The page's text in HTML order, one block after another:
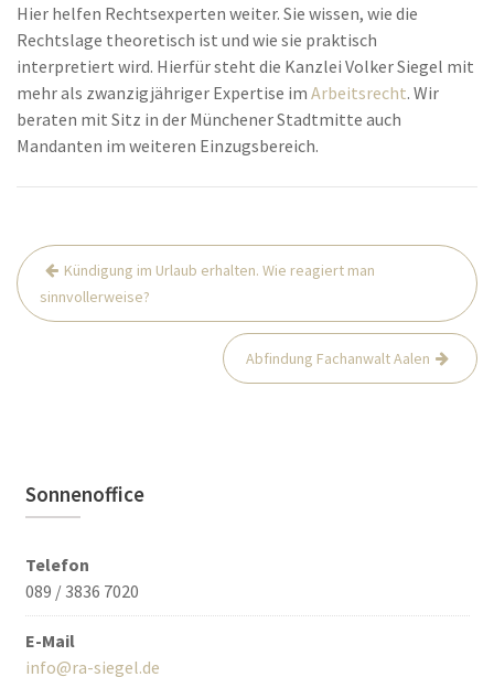
Hier helfen Rechtsexperten weiter. Sie wissen, wie die
Rechtslage theoretisch ist und wie sie praktisch
interpretiert wird. Hierfür steht die Kanzlei Volker Siegel mit
mehr als zwanzigjähriger Expertise im Arbeitsrecht. Wir
beraten mit Sitz in der Münchener Stadtmitte auch
Mandanten im weiteren Einzugsbereich.
Beitrags-
Navigation
Kündigung im Urlaub erhalten. Wie reagiert man
sinnvollerweise?
Abfindung Fachanwalt Aalen
Sonnenoffice
Telefon
089 / 3836 7020
E-Mail
info@ra-siegel.de